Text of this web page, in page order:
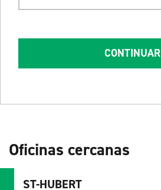
CONTINUAR
Oficinas cercanas
ST-HUBERT